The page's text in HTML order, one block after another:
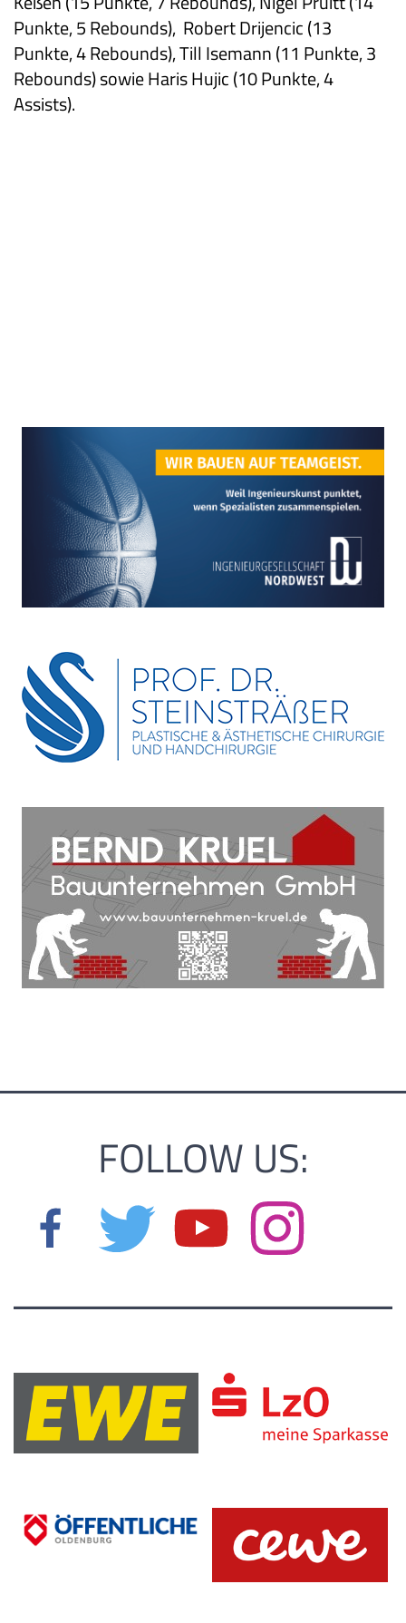
Punkte, 5 Rebounds), Robert Drijencic (13
Punkte, 4 Rebounds), Till Isemann (11 Punkte, 3
Rebounds) sowie Haris Hujic (10 Punkte, 4
Assists).
FOLLOW US: